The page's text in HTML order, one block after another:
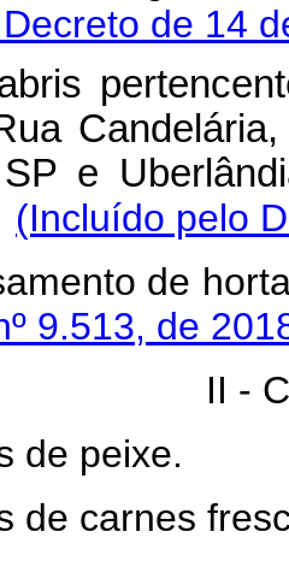
de 14
e
(Incluído pelo
de
9.513, de
II -
de peixe.
de carnes